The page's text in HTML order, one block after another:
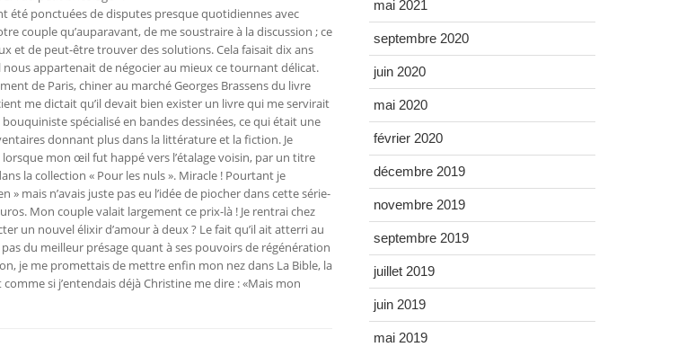
été ponctuées de disputes presque quotidiennes avec
couple qu’auparavant, de me soustraire à la discussion ; ce
et de peut-être trouver des solutions. Cela faisait dix ans
appartenait de négocier au mieux ce tournant délicat.
de Paris, chiner au marché Georges Brassens du livre
me dictait qu’il devait bien exister un livre qui me servirait
spécialisé en bandes dessinées, ce qui était une
donnant plus dans la littérature et la fiction. Je
mon œil fut happé vers l’étalage voisin, par un titre
la collection « Pour les nuls ». Miracle ! Pourtant je
mais n’avais juste pas eu l’idée de piocher dans cette série-
Mon couple valait largement ce prix-là ! Je rentrai chez
un nouvel élixir d’amour à deux ? Le fait qu’il ait atterri au
du meilleur présage quant à ses pouvoirs de régénération
je me promettais de mettre enfin mon nez dans La Bible, la
si j’entendais déjà Christine me dire : «Mais mon
mai 2021
septembre 2020
juin 2020
mai 2020
février 2020
décembre 2019
novembre 2019
septembre 2019
juillet 2019
juin 2019
mai 2019